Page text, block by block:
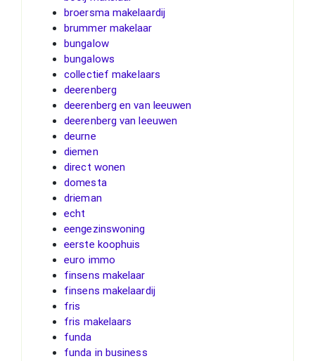
broersma makelaardij
brummer makelaar
bungalow
bungalows
collectief makelaars
deerenberg
deerenberg en van leeuwen
deerenberg van leeuwen
deurne
diemen
direct wonen
domesta
drieman
echt
eengezinswoning
eerste koophuis
euro immo
finsens makelaar
finsens makelaardij
fris
fris makelaars
funda
funda in business